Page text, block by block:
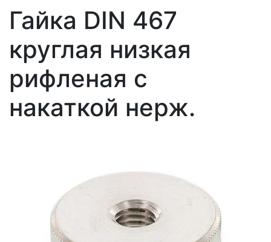
Гайка DIN 467
круглая низкая
рифленая с
накаткой нерж.